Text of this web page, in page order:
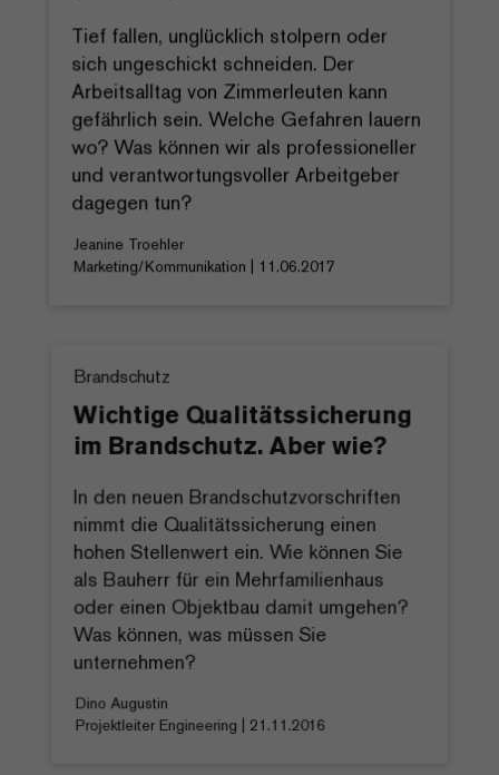
Tief fallen, unglücklich stolpern oder
sich ungeschickt schneiden. Der
Arbeitsalltag von Zimmerleuten kann
gefährlich sein. Welche Gefahren lauern
wo? Was können wir als professioneller
und verantwortungsvoller Arbeitgeber
dagegen tun?
Jeanine Troehler
Marketing/Kommunikation | 11.06.2017
Brandschutz
Wichtige Qualitätssicherung
im Brandschutz. Aber wie?
In den neuen Brandschutzvorschriften
nimmt die Qualitätssicherung einen
hohen Stellenwert ein. Wie können Sie
als Bauherr für ein Mehrfamilienhaus
oder einen Objektbau damit umgehen?
Was können, was müssen Sie
unternehmen?
Dino Augustin
Projektleiter Engineering | 21.11.2016